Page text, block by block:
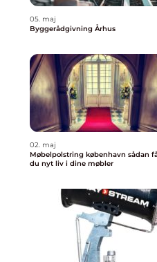
05. maj
Byggerådgivning Århus
02. maj
Møbelpolstring københavn sådan får
du nyt liv i dine møbler